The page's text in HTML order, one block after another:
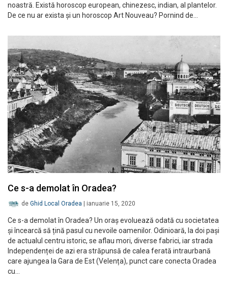
noastră. Există horoscop european, chinezesc, indian, al plantelor.
De ce nu ar exista și un horoscop Art Nouveau? Pornind de…
Ce s-a demolat în Oradea?
de Ghid Local Oradea ianuarie 15, 2020
Ce s-a demolat în Oradea? Un oraș evoluează odată cu societatea
și încearcă să țină pasul cu nevoile oamenilor. Odinioară, la doi pași
de actualul centru istoric, se aflau mori, diverse fabrici, iar strada
Independenței de azi era străpunsă de calea ferată intraurbană
care ajungea la Gara de Est (Velența), punct care conecta Oradea
cu…